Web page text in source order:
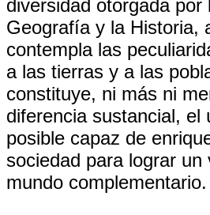
diversidad otorgada por
Geografía y la Historia,
contempla las
a las tierras y a las
constituye, ni más ni
diferencia sustancial, el
posible capaz de
sociedad para lograr un
mundo complementario.